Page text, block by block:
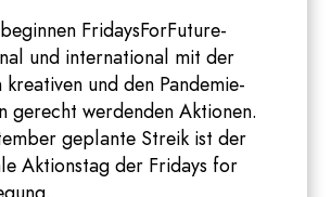
FridaysForFuture-
und international mit der
kreativen und den Pandemie-
gerecht werdenden Aktionen.
geplante Streik ist der
Aktionstag der Fridays for